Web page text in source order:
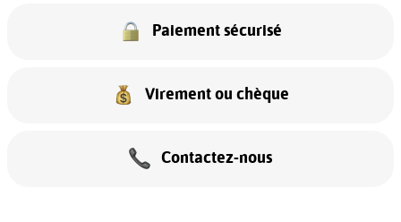
Paiement sécurisé
Virement ou chèque
Contactez-nous